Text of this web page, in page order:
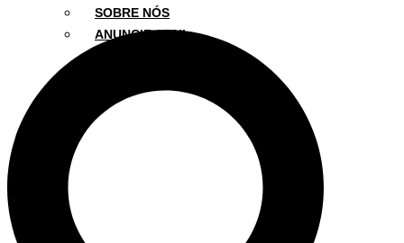
SOBRE NÓS
ANUNCIE AQUI